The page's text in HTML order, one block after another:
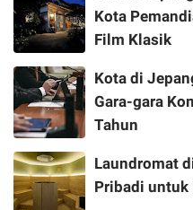
Kota
Film Klasik
Kota di
Gara-gara
Tahun
Laundromat
Pribadi untuk